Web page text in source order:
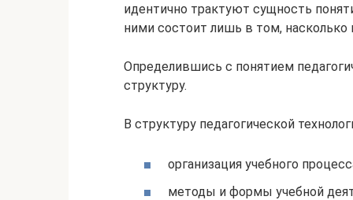
идентично трактуют сущность
ними состоит лишь в том,
Определившись с понятием
структуру.
В структуру педагогической
организация учебного
методы и формы учебной